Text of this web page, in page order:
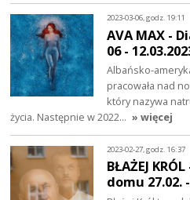
2023-03-06, godz. 19:11
AVA MAX -
06 -
Albańsko-
pracowała nad
który nazywa
życia. Następnie w 2022… » więcej
2023-02-27, godz. 16:37
BŁAŻEJ
domu 27.02.